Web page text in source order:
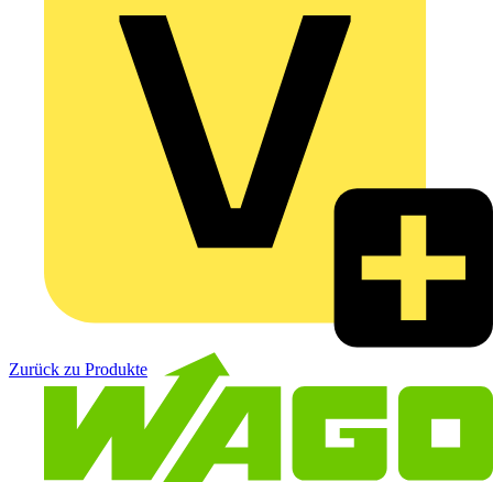
Zurück zu Produkte